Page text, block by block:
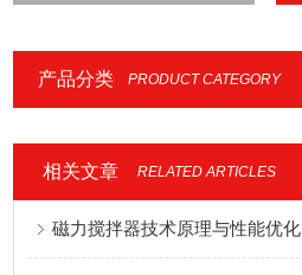
产品分类 PRODUCT CATEGORY
相关文章 RELATED ARTICLES
磁力搅拌器技术原理与性能优化